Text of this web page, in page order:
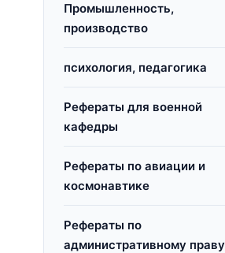
Промышленность,
производство
психология, педагогика
Рефераты для военной
кафедры
Рефераты по авиации и
космонавтике
Рефераты по
административному праву